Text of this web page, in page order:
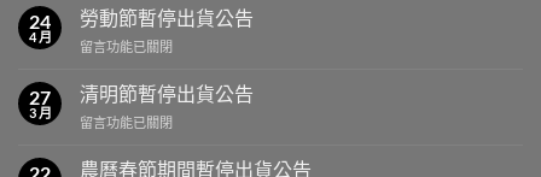
午
節
暫
出
貨
公
中
24
4 月
勞動節暫停出貨公告
在
動
節
暫
出
留言功能已關閉
27
3 月
清明節暫停出貨公告
在
明
留言功能已關閉
農曆春節期間暫停出貨公告